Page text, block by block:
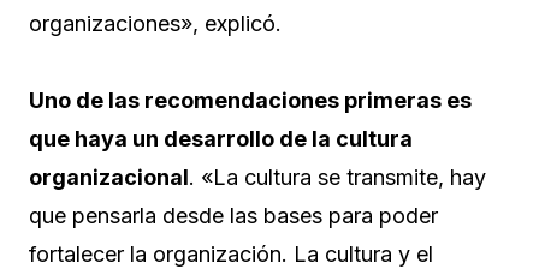
organizaciones», explicó.
Uno de las recomendaciones primeras es
que haya un desarrollo de la cultura
organizacional. «La cultura se transmite, hay
que pensarla desde las bases para poder
fortalecer la organización. La cultura y el